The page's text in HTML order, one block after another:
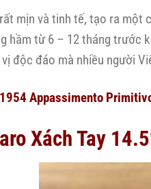
mịn và tinh tế, tạo ra một
hầm từ 6 – 12 tháng trước
độc đáo mà nhiều người
Appassimento
Xách Tay